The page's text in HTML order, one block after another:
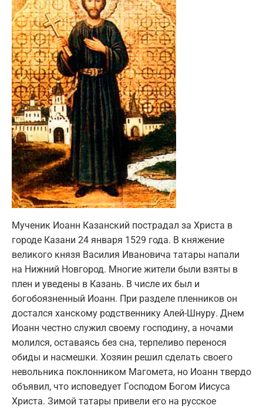
Мученик Иоанн Казанский пострадал за Христа в
городе Казани 24 января 1529 года. В княжение
великого князя Василия Ивановича татары напали
на Нижний Новгород. Многие жители были взяты в
плен и уведены в Казань. В числе их был и
богобоязненный Иоанн. При разделе пленников он
достался ханскому родственнику Алей-Шнуру. Днем
Иоанн честно служил своему господину, а ночами
молился, оставаясь без сна, терпеливо перенося
обиды и насмешки. Хозяин решил сделать своего
невольника поклонником Магомета, но Иоанн твердо
объявил, что исповедует Господом Богом Иисуса
Христа. Зимой татары привели его на русское